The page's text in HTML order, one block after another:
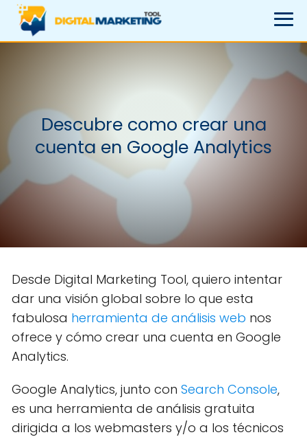
Descubre como crear una
cuenta en Google Analytics
Desde Digital Marketing Tool, quiero intentar
dar una visión global sobre lo que esta
fabulosa herramienta de análisis web nos
ofrece y cómo crear una cuenta en Google
Analytics.
Google Analytics, junto con Search Console,
es una herramienta de análisis gratuita
dirigida a los webmasters y/o a los técnicos